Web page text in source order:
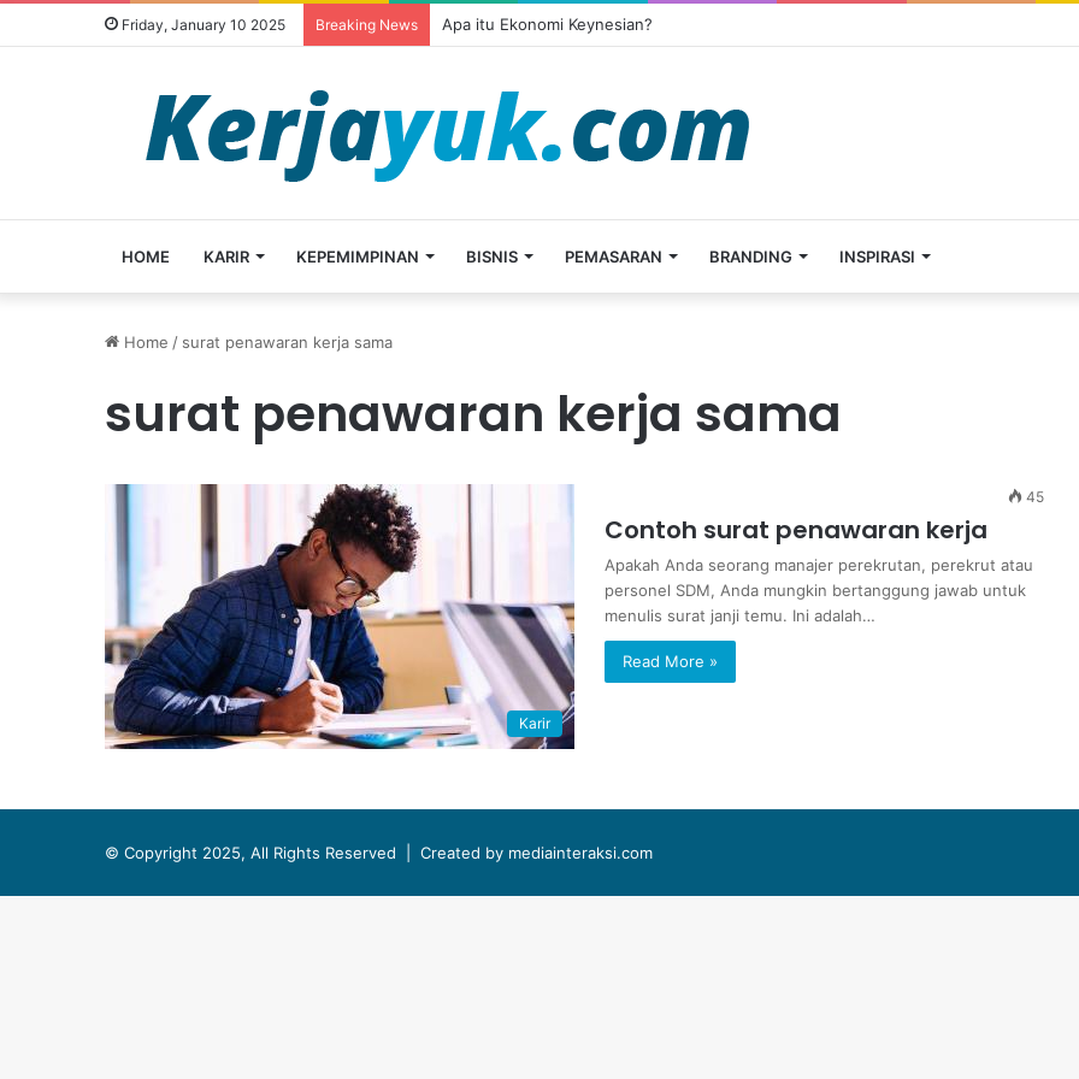
Friday, January 10 2025 Breaking News Apa itu Ekonomi Keynesian?
HOME KARIR KEPEMIMPINAN BISNIS PEMASARAN BRANDING INSPIRASI
Home / surat penawaran kerja sama
surat penawaran kerja sama
Karir
45
Contoh surat penawaran kerja
Apakah Anda seorang manajer perekrutan, perekrut atau
personel SDM, Anda mungkin bertanggung jawab untuk
menulis surat janji temu. Ini adalah…
Read More »
© Copyright 2025, All Rights Reserved | Created by mediainteraksi.com